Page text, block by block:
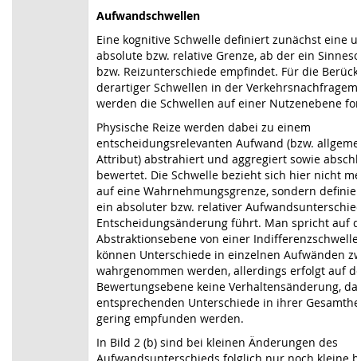
Aufwandschwellen
Eine kognitive Schwelle definiert zunächst eine
absolute bzw. relative Grenze, ab der ein
bzw. Reizunterschiede empfindet. Für die
derartiger Schwellen in der
werden die Schwellen auf einer Nutzenebene
Physische Reize werden dabei zu einem
entscheidungsrelevanten Aufwand (bzw.
Attribut) abstrahiert und aggregiert sowie
bewertet. Die Schwelle bezieht sich hier nicht
auf eine Wahrnehmungsgrenze, sondern
ein absoluter bzw. relativer
Entscheidungsänderung führt. Man spricht auf
Abstraktionsebene von einer
können Unterschiede in einzelnen Aufwänden
wahrgenommen werden, allerdings erfolgt auf
Bewertungsebene keine Verhaltensänderung,
entsprechenden Unterschiede in ihrer
gering empfunden werden.
In Bild 2 (b) sind bei kleinen Änderungen des